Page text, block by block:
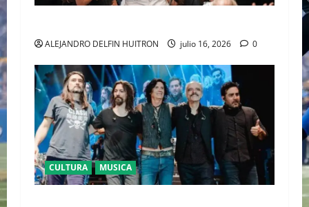
ALEJANDRO DELFIN HUITRON julio 16, 2026 0
CULTURA MUSICA